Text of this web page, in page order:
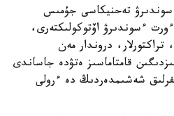
ءسوندىرۋ تەحنيكاسى جۇمىس
ءسوندىرۋ اۆتوكولىكتەرى،
دروندار مەن
قامتاماسىز ەتۋدە جاساندى
شەشىمدەردىڭ دە ءرولى